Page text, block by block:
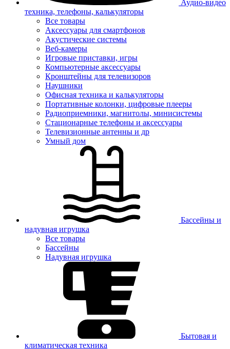
Аудио-видео
техника, телефоны, калькуляторы
Все товары
Аксессуары для смартфонов
Акустические системы
Веб-камеры
Игровые приставки, игры
Компьютерные аксессуары
Кронштейны для телевизоров
Наушники
Офисная техника и калькуляторы
Портативные колонки, цифровые плееры
Радиоприемники, магнитолы, минисистемы
Стационарные телефоны и аксессуары
Телевизионные антенны и др
Умный дом
Бассейны и
надувная игрушка
Все товары
Бассейны
Надувная игрушка
Бытовая и
климатическая техника